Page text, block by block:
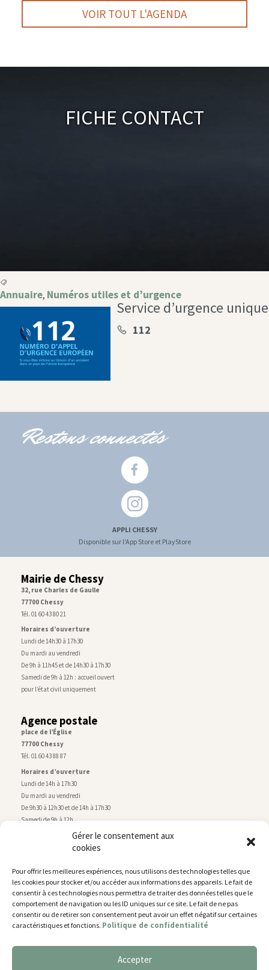
Gérer le consentement aux
cookies
Pour offrir les meilleures expériences, nous utilisons des technologies telles que
les cookies pour stocker et/ou accéder aux informations des appareils. Le fait de
consentir à ces technologies nous permettra de traiter des données telles que le
comportement de navigation ou les ID uniques sur ce site. Le fait de ne pas
consentir ou de retirer son consentement peut avoir un effet négatif sur certaines
caractéristiques et fonctions. Politique de confidentialité
Accepter
VOIR TOUT L'AGENDA
Fiche Contact
Annuaire, Numéros utiles et d’urgence
Service d’urgence unique
112
Restons connectés
APPLI CHESSY
Disponible sur l'App Store et PlayStore
Mairie de Chessy
32, rue Charles de Gaulle
77700 Chessy
Tél. 01 60 43 80 21
Horaires d’ouverture
Lundi de 14h30 à 17h30
Du mardi au vendredi
De 9h à 11h45 et de 14h30 à 17h30
Samedi de 9h à 12h : accueil ouvert
pour l’état civil uniquement
Agence postale
place de l’Église
77700 Chessy
Tél. 01 60 43 88 87
Horaires d’ouverture
Lundi de 14h à 17h30
Du mardi au vendredi
De 9h30 à 12h30 et de 14h à 17h30
Samedi de 9h à 12h
Service technique
rue de Montry–77700 Chessy
Tél. 01 60 43 52 63
Horaires d’ouverture
Lundi, mardi et jeudi
De 9h à 11h45 et de 14h30 à 17h30
Nous utilisons des cookies pour vous offrir la meilleure